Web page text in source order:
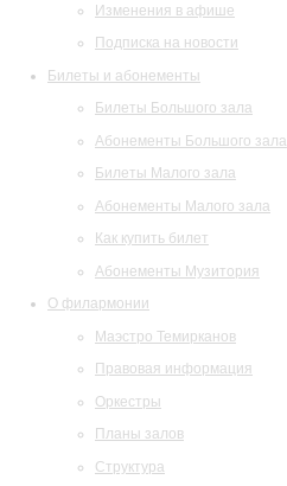
Изменения в афише
Подписка на новости
Билеты и абонементы
Билеты Большого зала
Абонементы Большого зала
Билеты Малого зала
Абонементы Малого зала
Как купить билет
Абонементы Музитория
О филармонии
Маэстро Темирканов
Правовая информация
Оркестры
Планы залов
Структура